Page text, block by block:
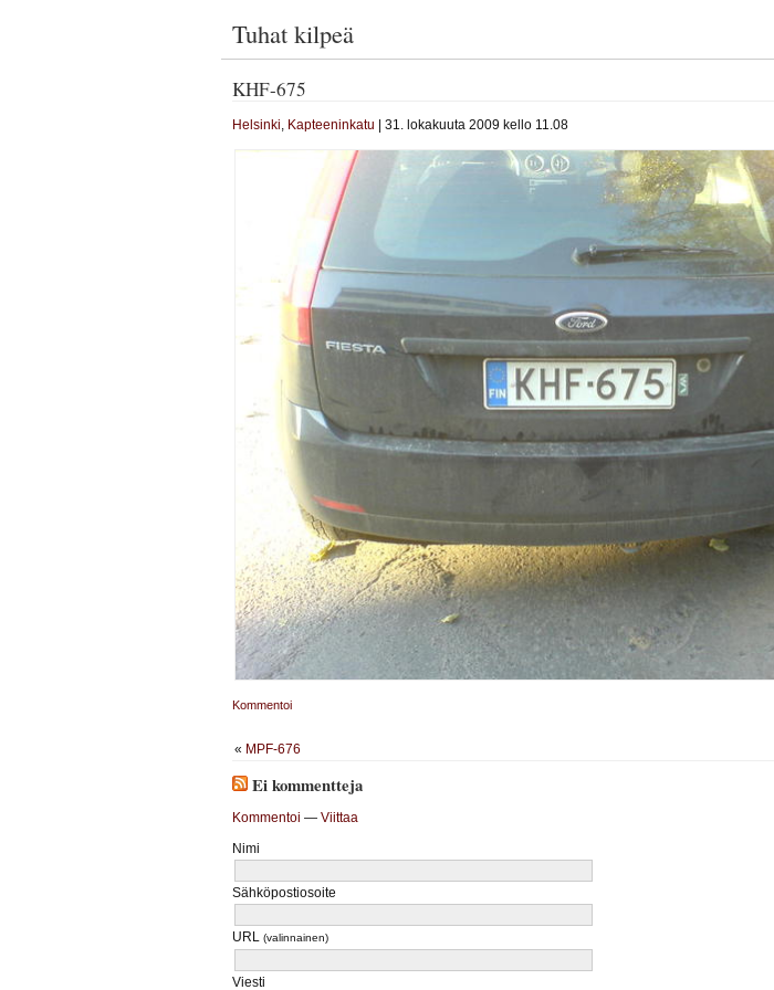
Tuhat kilpeä
KHF-675
Helsinki Kapteeninkatu | 31. lokakuuta 2009 kello 11.08
Kommentoi
« MPF-676
Ei kommentteja
Kommentoi — Viittaa
Nimi
Sähköpostiosoite
URL (valinnainen)
Viesti